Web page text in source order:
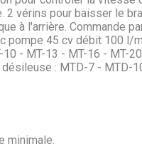
minimale.
2 vérins pour baisser le
à l'arrière. Commande
pompe 45 cv débit 100 l/
- MT-13 - MT-16 - MT-
: MTD-7 - MTD-